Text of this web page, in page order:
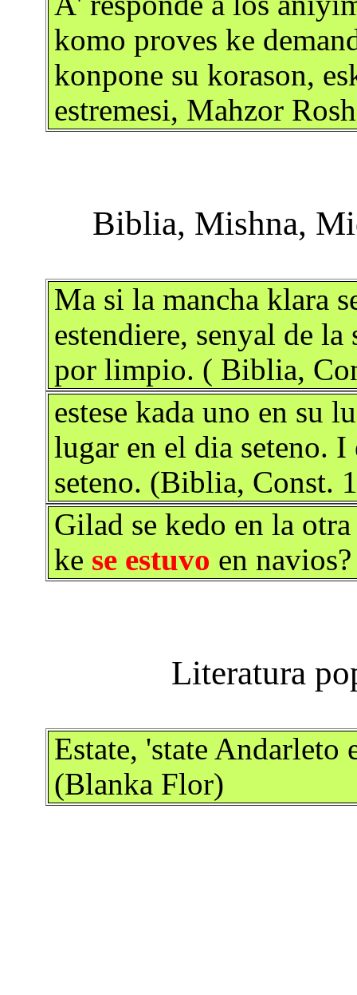
komo proves ke
konpone su korason,
estremesi, Mahzor
Ma si la mancha klara
estendiere, senyal de la
por limpio. ( Biblia,
estese kada uno en su
lugar en el dia seteno.
seteno. (Biblia, Const.
Gilad se kedo en la
ke se estuvo en
Estate, 'state
(Blanka Flor)